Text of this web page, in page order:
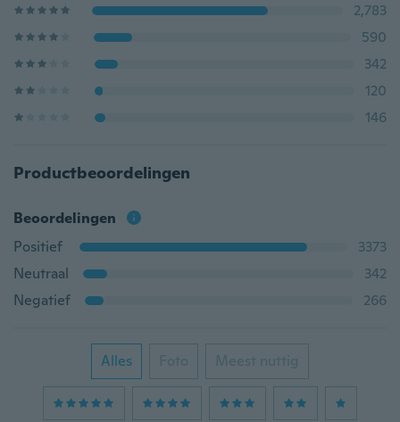
2,783
590
342
120
146
Productbeoordelingen
Beoordelingen
Positief
3373
Neutraal
342
Negatief
266
Alles Foto Meest nuttig